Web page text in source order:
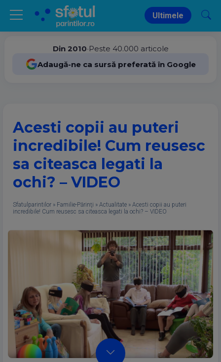
Ultimele
Din 2010•Peste 40.000 articole
Adaugă-ne ca sursă preferată în Google
Acesti copii au puteri
incredibile! Cum reusesc
sa citeasca legati la
ochi? – VIDEO
Sfatulparintilor » Familie-Părinţi » Actualitate » Acesti copii au puteri
incredibile! Cum reusesc sa citeasca legati la ochi? – VIDEO